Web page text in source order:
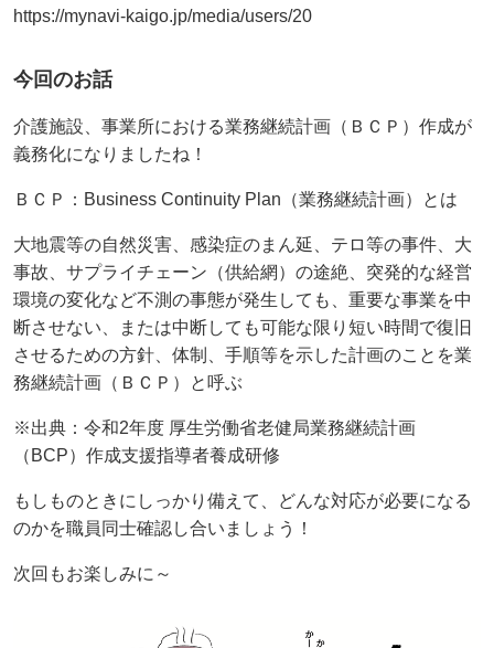
https://mynavi-kaigo.jp/media/users/20
今回のお話
介護施設、事業所における業務継続計画（ＢＣＰ）作成が
義務化になりましたね！
ＢＣＰ：Business Continuity Plan（業務継続計画）とは
大地震等の自然災害、感染症のまん延、テロ等の事件、大
事故、サプライチェーン（供給網）の途絶、突発的な経営
環境の変化など不測の事態が発生しても、重要な事業を中
断させない、または中断しても可能な限り短い時間で復旧
させるための方針、体制、手順等を示した計画のことを業
務継続計画（ＢＣＰ）と呼ぶ
※出典：令和2年度 厚生労働省老健局業務継続計画
（BCP）作成支援指導者養成研修
もしものときにしっかり備えて、どんな対応が必要になる
のかを職員同士確認し合いましょう！
次回もお楽しみに～